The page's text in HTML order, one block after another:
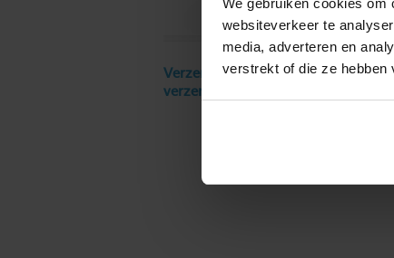
websiteverkeer te
media, adverteren en
verstrekt of die ze hebben
Verzendkosten € 18 excl. BTW,
verzending vanaf € 250 excl. BTW